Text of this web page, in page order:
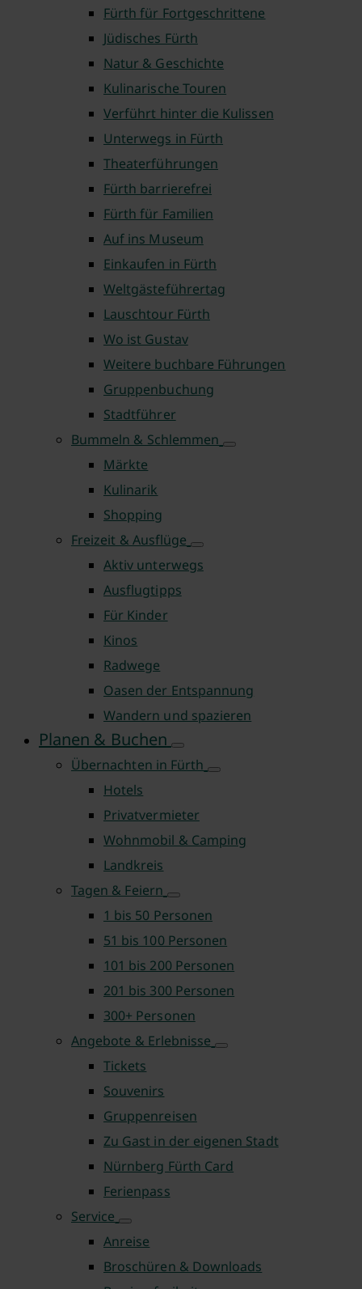
Fürth für Fortgeschrittene
Jüdisches Fürth
Natur & Geschichte
Kulinarische Touren
Verführt hinter die Kulissen
Unterwegs in Fürth
Theaterführungen
Fürth barrierefrei
Fürth für Familien
Auf ins Museum
Einkaufen in Fürth
Weltgästeführertag
Lauschtour Fürth
Wo ist Gustav
Weitere buchbare Führungen
Gruppenbuchung
Stadtführer
Bummeln & Schlemmen
Märkte
Kulinarik
Shopping
Freizeit & Ausflüge
Aktiv unterwegs
Ausflugtipps
Für Kinder
Kinos
Radwege
Oasen der Entspannung
Wandern und spazieren
Planen & Buchen
Übernachten in Fürth
Hotels
Privatvermieter
Wohnmobil & Camping
Landkreis
Tagen & Feiern
1 bis 50 Personen
51 bis 100 Personen
101 bis 200 Personen
201 bis 300 Personen
300+ Personen
Angebote & Erlebnisse
Tickets
Souvenirs
Gruppenreisen
Zu Gast in der eigenen Stadt
Nürnberg Fürth Card
Ferienpass
Service
Anreise
Broschüren & Downloads